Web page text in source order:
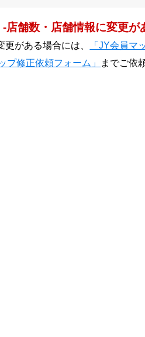
-店舗数・店舗情報に変更が
がある場合には、 「JY会員マ
プ修正依頼フォーム」 までご依